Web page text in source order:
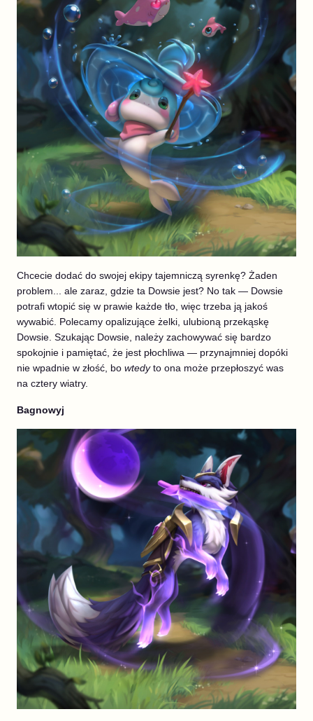
Chcecie dodać do swojej ekipy tajemniczą syrenkę? Żaden
problem... ale zaraz, gdzie ta Dowsie jest? No tak — Dowsie
potrafi wtopić się w prawie każde tło, więc trzeba ją jakoś
wywabić. Polecamy opalizujące żelki, ulubioną przekąskę
Dowsie. Szukając Dowsie, należy zachowywać się bardzo
spokojnie i pamiętać, że jest płochliwa — przynajmniej dopóki
nie wpadnie w złość, bo wtedyto ona może przepłoszyć was
na cztery wiatry.
Bagnowyj